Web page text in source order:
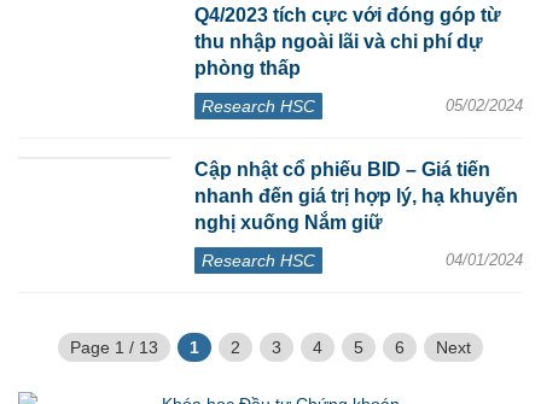
Q4/2023 tích cực với đóng góp từ
thu nhập ngoài lãi và chi phí dự
phòng thấp
Research HSC 05/02/2024
Cập nhật cổ phiếu BID – Giá tiến
nhanh đến giá trị hợp lý, hạ khuyến
nghị xuống Nắm giữ
Research HSC 04/01/2024
Page 1 / 13 1 2 3 4 5 6 Next